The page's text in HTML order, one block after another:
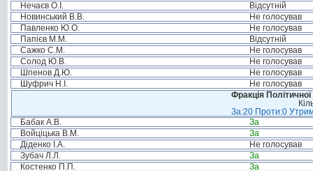
Нечаєв О.І.
Відсутній
Новинський В.В.
Не голосував
Павленко Ю.О.
Не голосував
Папієв М.М.
Відсутній
Сажко С.М.
Не голосував
Солод Ю.В.
Не голосував
Шпенов Д.Ю.
Не голосував
Шуфрич Н.І.
Не голосував
Фракція
За:20 Проти:0
Бабак А.В.
За
Войціцька В.М.
За
Діденко І.А.
Не голосував
Зубач Л.Л.
За
Костенко П.П.
За